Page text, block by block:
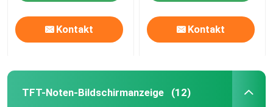
Kontakt Kontakt
TFT-Noten-Bildschirmanzeige (12)